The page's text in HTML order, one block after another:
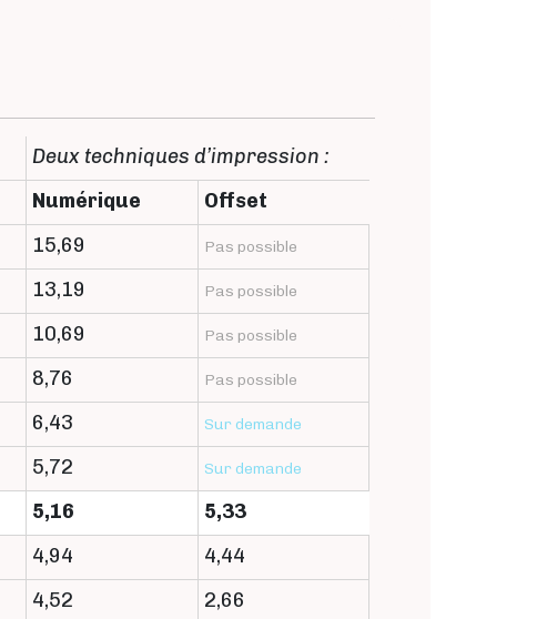
Deux techniques d’impression :
Numérique
Offset
15,69 Pas possible
13,19 Pas possible
10,69 Pas possible
8,76 Pas possible
6,43 Sur demande
5,72 Sur demande
5,16
5,33
4,94
4,44
4,52
2,66